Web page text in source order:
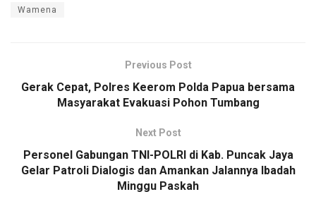
Wamena
Previous Post
Gerak Cepat, Polres Keerom Polda Papua bersama
Masyarakat Evakuasi Pohon Tumbang
Next Post
Personel Gabungan TNI-POLRI di Kab. Puncak Jaya
Gelar Patroli Dialogis dan Amankan Jalannya Ibadah
Minggu Paskah